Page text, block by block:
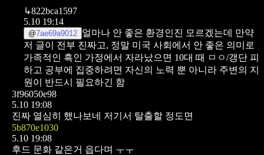
↳822bca1597
5.10 19:14
@7ae69a9012 얼마나 안 좋은 환경인진 모르겠는데 만약
저 글이 전부 진짜고, 정말 미국 사회에서 안 좋은 의미로
가족적인 흑인 가정에서 자라났으면 10대 때 ㅁㅇ/갱단 피
하고 공부에 집중하려면 자신의 노력 뿐 아니라 주변의 지
원이 반드시 필요하긴 함
3f96050e98
5.10 19:08
진짜 열심히 했나보네 저기서 탈출할 정도면
5b870e1030
5.10 19:08
후드 문화 같은거 읍다며 ㅜㅜ